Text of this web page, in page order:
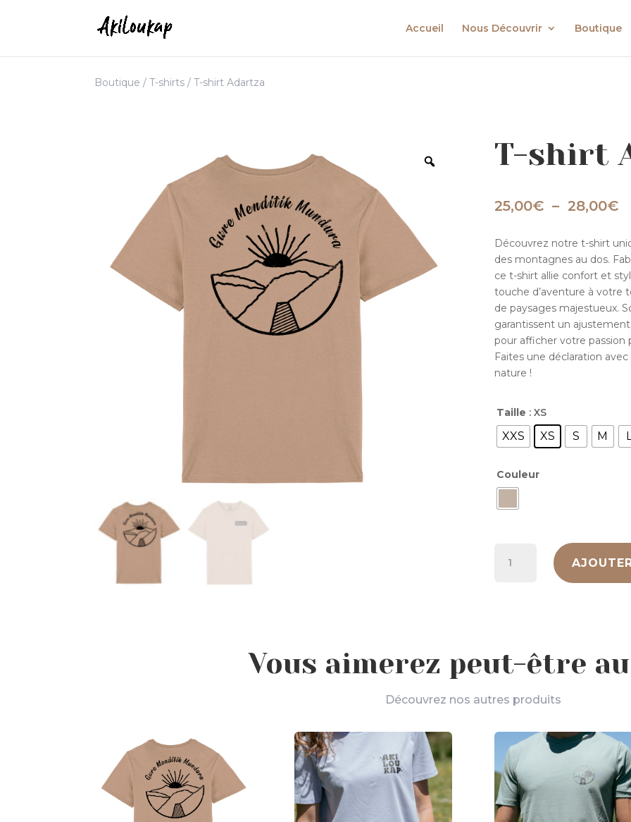
Accueil Nous Découvrir Boutique
Boutique /T-shirts / T-shirt Adartza
T-shirt
25,00€ – 28,00€
à
Découvrez notre t-shirt
des montagnes au dos.
ce t-shirt allie confort et
touche d’aventure à votre
de paysages majestueux.
garantissent un
pour afficher votre passion
Faites une déclaration
nature !
Taille : XS
XXS XS S M
Couleur
Vous aimerez peut-être
Découvrez nos autres produits